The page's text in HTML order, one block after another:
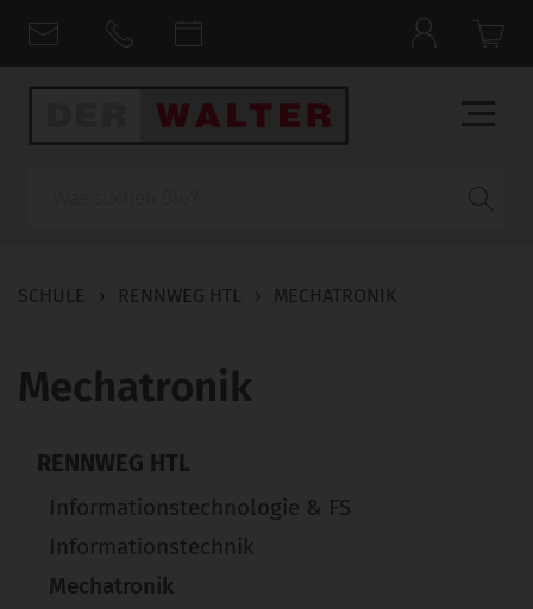
SCHULE › RENNWEG HTL › MECHATRONIK
Mechatronik
RENNWEG HTL
Informationstechnologie & FS
Informationstechnik
Mechatronik